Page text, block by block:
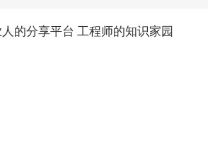
的分享平台 工程师的知识家园